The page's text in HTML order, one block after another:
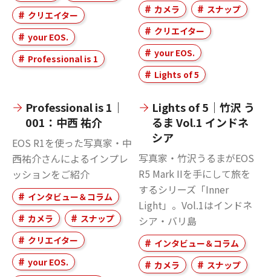
クリエイター
your EOS.
Professional is 1
カメラ
スナップ
クリエイター
your EOS.
Lights of 5
Professional is 1｜
001：中西 祐介
EOS R1を使った写真家・中
西祐介さんによるインプレ
ッションをご紹介
インタビュー＆コラム
カメラ
スナップ
クリエイター
your EOS.
Lights of 5｜竹沢 う
るま Vol.1 インドネ
シア
写真家・竹沢うるまがEOS
R5 Mark IIを手にして旅を
するシリーズ「Inner
Light」。Vol.1はインドネ
シア・バリ島
インタビュー＆コラム
カメラ
スナップ